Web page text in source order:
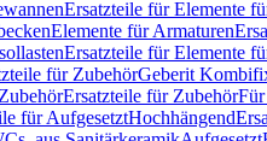
Ersatzteile für Elemente
Elemente für Armaturen
Ersatzteile für Elemente
für ZubehörGeberit
ZubehörErsatzteile für Zubehör
für AufgesetztHochhängend